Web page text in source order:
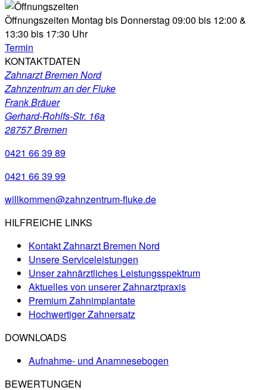
Öffnungszeiten Montag bis Donnerstag 09:00 bis 12:00 &
13:30 bis 17:30 Uhr
Termin
KONTAKTDATEN
Zahnarzt Bremen Nord
Zahnzentrum an der Fluke
Frank Bräuer
Gerhard-Rohlfs-Str. 16a
28757 Bremen
0421 66 39 89
0421 66 39 99
willkommen@zahnzentrum-fluke.de
HILFREICHE LINKS
Kontakt Zahnarzt Bremen Nord
Unsere Serviceleistungen
Unser zahnärztliches Leistungsspektrum
Aktuelles von unserer Zahnarztpraxis
Premium Zahnimplantate
Hochwertiger Zahnersatz
DOWNLOADS
Aufnahme- und Anamnesebogen
BEWERTUNGEN